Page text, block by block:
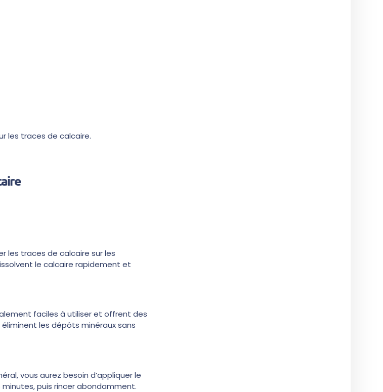
les traces de calcaire.
les traces de calcaire sur les
le calcaire rapidement et
faciles à utiliser et offrent des
les dépôts minéraux sans
vous aurez besoin d’appliquer le
puis rincer abondamment.